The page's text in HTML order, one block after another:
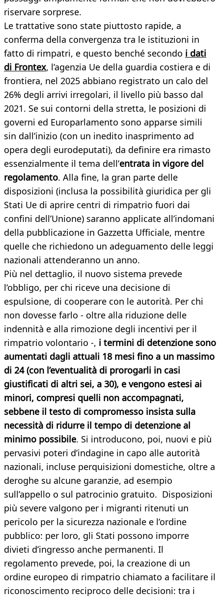
riservare sorprese.
Le trattative sono state piuttosto rapide, a
conferma della convergenza tra le istituzioni in
fatto di rimpatri, e questo benché secondo i dati
di Frontex, l’agenzia Ue della guardia costiera e di
frontiera, nel 2025 abbiano registrato un calo del
26% degli arrivi irregolari, il livello più basso dal
2021. Se sui contorni della stretta, le posizioni di
governi ed Europarlamento sono apparse simili
sin dall’inizio (con un inedito inasprimento ad
opera degli eurodeputati), da definire era rimasto
essenzialmente il tema dell’entrata in vigore del
regolamento. Alla fine, la gran parte delle
disposizioni (inclusa la possibilità giuridica per gli
Stati Ue di aprire centri di rimpatrio fuori dai
confini dell’Unione) saranno applicate all’indomani
della pubblicazione in Gazzetta Ufficiale, mentre
quelle che richiedono un adeguamento delle leggi
nazionali attenderanno un anno.
Più nel dettaglio, il nuovo sistema prevede
l’obbligo, per chi riceve una decisione di
espulsione, di cooperare con le autorità. Per chi
non dovesse farlo - oltre alla riduzione delle
indennità e alla rimozione degli incentivi per il
rimpatrio volontario -, i termini di detenzione sono
aumentati dagli attuali 18 mesi fino a un massimo
di 24 (con l’eventualità di prorogarli in casi
giustificati di altri sei, a 30), e vengono estesi ai
minori, compresi quelli non accompagnati,
sebbene il testo di compromesso insista sulla
necessità di ridurre il tempo di detenzione al
minimo possibile. Si introducono, poi, nuovi e più
pervasivi poteri d’indagine in capo alle autorità
nazionali, incluse perquisizioni domestiche, oltre a
deroghe su alcune garanzie, ad esempio
sull’appello o sul patrocinio gratuito. Disposizioni
più severe valgono per i migranti ritenuti un
pericolo per la sicurezza nazionale e l’ordine
pubblico: per loro, gli Stati possono imporre
divieti d’ingresso anche permanenti. Il
regolamento prevede, poi, la creazione di un
ordine europeo di rimpatrio chiamato a facilitare il
riconoscimento reciproco delle decisioni: tra i